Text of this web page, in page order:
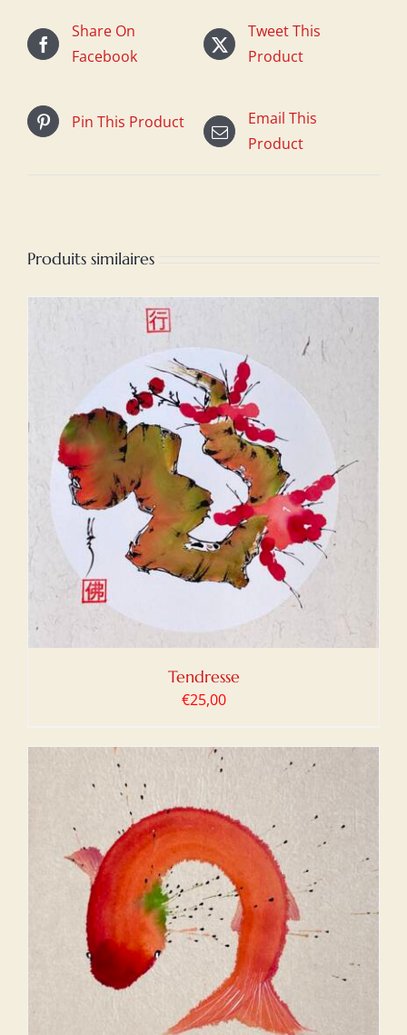
Share On
Facebook
Tweet This
Product
Pin This Product
Email This
Product
Produits similaires
Tendresse
€25,00